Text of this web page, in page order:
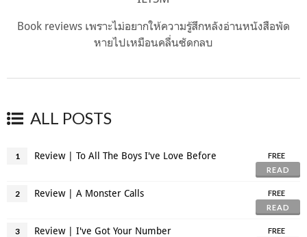
Book reviews เพราะไม่อยากให้ความรู้สึกหลังอ่านหนังสือพัด
หายไปเหมือนคลื่นซัดกลบ
ALL POSTS
1 Review | To All The Boys I've Love Before
FREE
READ
2 Review | A Monster Calls
FREE
READ
3 Review | I've Got Your Number
FREE